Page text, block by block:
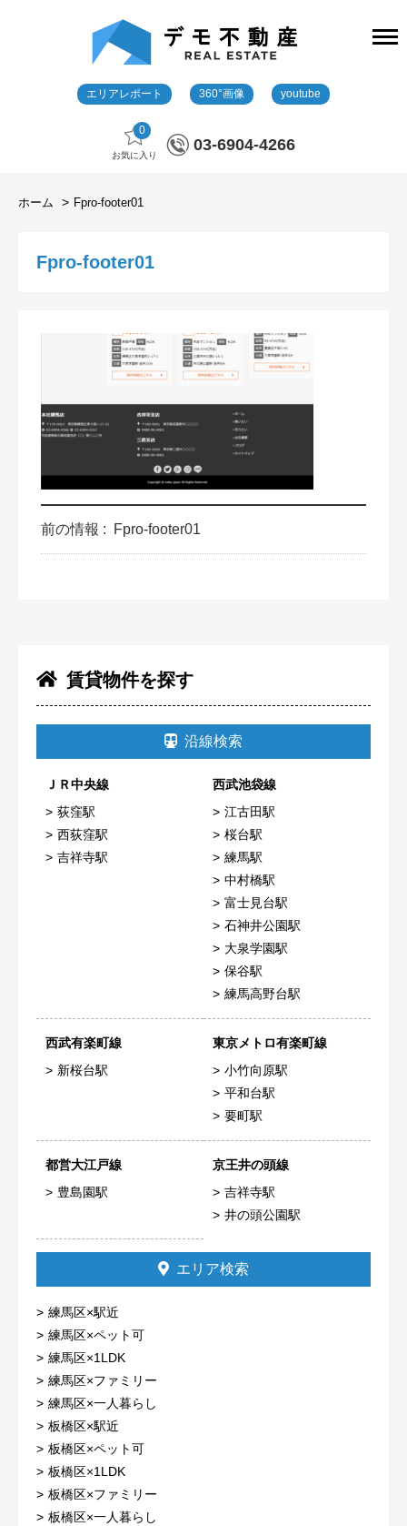
エリアレポート 360°画像 youtube
0
お気に入り
03-6904-4266
ホーム Fpro-footer01
賃貸物件を探す
沿線検索
ＪＲ中央線
荻窪駅
西荻窪駅
吉祥寺駅
西武池袋線
江古田駅
桜台駅
練馬駅
中村橋駅
富士見台駅
石神井公園駅
大泉学園駅
保谷駅
練馬高野台駅
西武有楽町線
新桜台駅
東京メトロ有楽町線
小竹向原駅
平和台駅
要町駅
都営大江戸線
豊島園駅
京王井の頭線
吉祥寺駅
井の頭公園駅
エリア検索
練馬区×駅近
練馬区×ペット可
練馬区×1LDK
練馬区×ファミリー
練馬区×一人暮らし
板橋区×駅近
板橋区×ペット可
板橋区×1LDK
板橋区×ファミリー
板橋区×一人暮らし
Fpro-footer01
前の情報 : Fpro-footer01